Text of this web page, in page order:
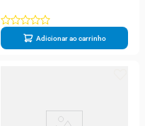
Adicionar ao carrinho